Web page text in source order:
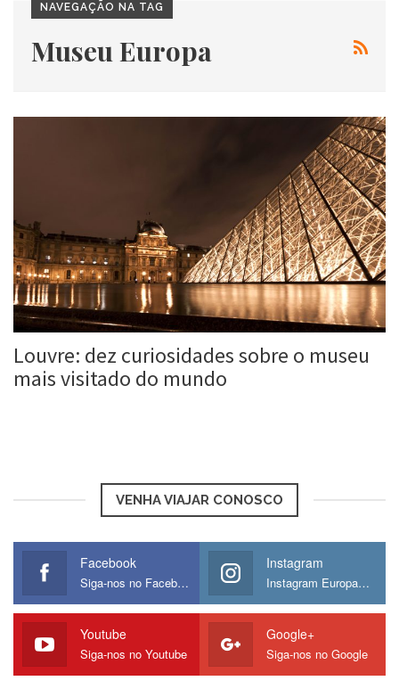
NAVEGAÇÃO NA TAG
Museu Europa
Louvre: dez curiosidades sobre o museu
mais visitado do mundo
VENHA VIAJAR CONOSCO
Facebook
Siga-nos no Facebook
Instagram
Instagram Europamos
Youtube
Siga-nos no Youtube
Google+
Siga-nos no Google